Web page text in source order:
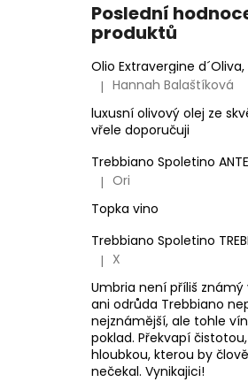
Poslední
produktů
Hodnocení produktu je 5
| Hannah Balaštíková
luxusní olivový olej ze
vřele doporučuji
Hodnocení produktu je 5
| Ori
Topka vino
Trebbiano Spoletino
Hodnocení produktu je 5
| X
Umbria není příliš známý
ani odrůda Trebbiano
nejznámější, ale tohle
poklad. Překvapí
hloubkou, kterou by
nečekal. Vynikajici!